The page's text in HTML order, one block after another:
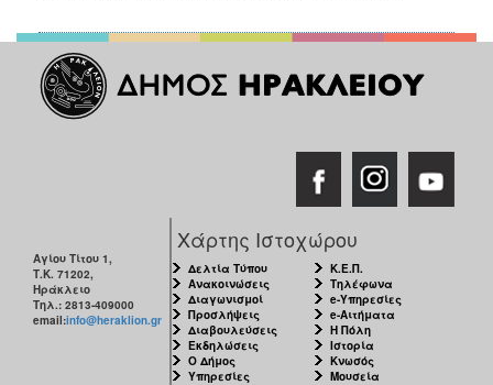
Αγίου Τίτου 1,
Τ.Κ. 71202,
Ηράκλειο
Τηλ.: 2813-409000
email:info@heraklion.gr
Χάρτης Ιστοχώρου
Δελτία Τύπου
Ανακοινώσεις
Διαγωνισμοί
Προσλήψεις
Διαβουλεύσεις
Εκδηλώσεις
Ο Δήμος
Υπηρεσίες
Κ.Ε.Π.
Τηλέφωνα
e-Υπηρεσίες
e-Αιτήματα
Η Πόλη
Ιστορία
Κνωσός
Μουσεία